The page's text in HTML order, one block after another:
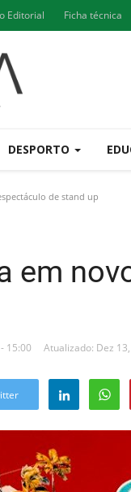
Editorial Ficha técnica
DESPORTO
de stand up
em
15:00 Atualizado: Dez